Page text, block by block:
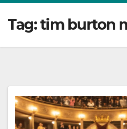
Tag:tim burton